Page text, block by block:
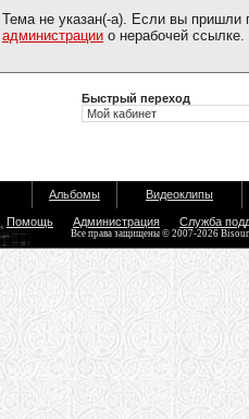
Тема не указан(-а). Если вы пришли
администрации о нерабочей ссылке.
Быстрый переход
Альбомы Видеоклипы
Помощь Администрация Служба
Все права защищены © 2007-2026